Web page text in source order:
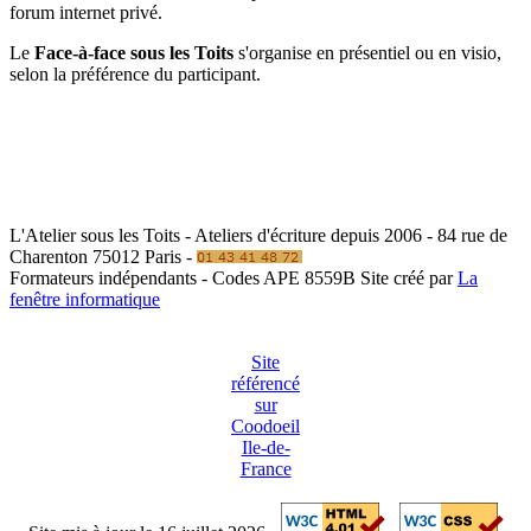
forum internet privé.
Le Face-à-face sous les Toits s'organise en présentiel ou en visio,
selon la préférence du participant.
L'Atelier sous les Toits - Ateliers d'écriture depuis 2006 - 84 rue de
Charenton 75012 Paris -
Formateurs indépendants - Codes APE 8559B Site créé parLa
fenêtre informatique
Site
référencé
sur
Coodoeil
Ile-de-
France